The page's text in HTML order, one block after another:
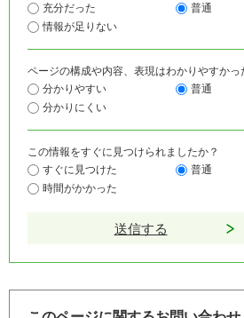
充分だった
普通
情報が足りない
ページの構成や内容、表現はわかりやすかっ
分かりやすい
普通
分かりにくい
この情報をすぐに見つけられましたか？
すぐに見つけた
普通
時間がかかった